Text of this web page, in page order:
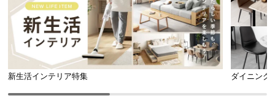
新生活インテリア特集 ダイニング